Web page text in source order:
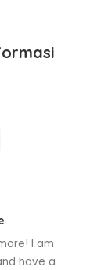
I am
have a